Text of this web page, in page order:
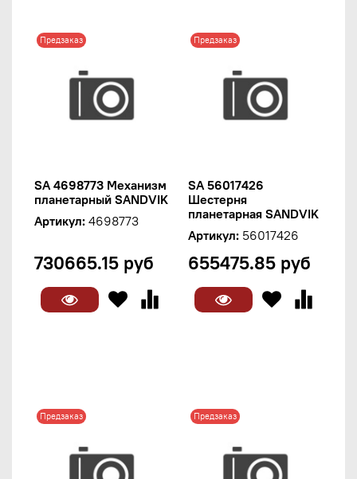
Предзаказ
SA 4698773 Механизм
планетарный SANDVIK
Артикул: 4698773
730665.15 руб
Предзаказ
SA 56017426
Шестерня
планетарная SANDVIK
Артикул: 56017426
655475.85 руб
Предзаказ Предзаказ